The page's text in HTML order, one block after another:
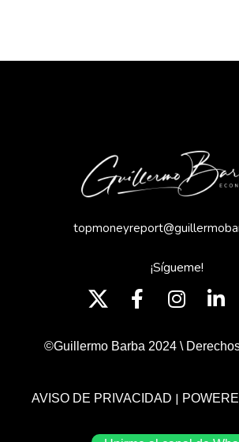
¡Sígueme!
©Guillermo Barba 2024 \
AVISO DE PRIVACIDAD |